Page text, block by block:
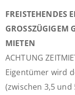
FREISTEHENDES
GROSSZÜGIGEM
MIETEN
ACHTUNG
Eigentümer wird
(zwischen 3,5 und